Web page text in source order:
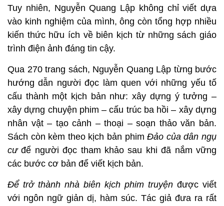
Tuy nhiên, Nguyễn Quang Lập không chỉ viết dựa
vào kinh nghiệm của mình, ông còn tổng hợp nhiều
kiến thức hữu ích về biên kịch từ những sách giáo
trình điện ảnh đáng tin cậy.
Qua 270 trang sách, Nguyễn Quang Lập từng bước
hướng dẫn người đọc làm quen với những yếu tố
cấu thành một kịch bản như: xây dựng ý tưởng –
xây dựng chuyện phim – cấu trúc ba hồi – xây dựng
nhân vật – tạo cảnh – thoại – soạn thảo văn bản.
Sách còn kèm theo kịch bản phimĐảo của dân ngụ
cưđể người đọc tham khảo sau khi đã nắm vững
các bước cơ bản để viết kịch bản.
Để trở thành nhà biên kịch phim truyện được viết
với ngôn ngữ giản dị, hàm súc. Tác giả đưa ra rất